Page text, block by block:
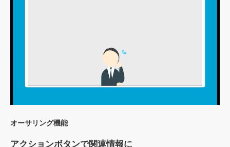
オーサリング機能
アクションボタンで関連情報に